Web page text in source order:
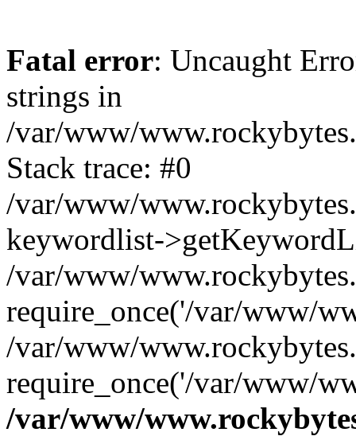
Fatal error: Uncaught
strings in
/var/www/
Stack trace: #0
/var/www/
keywordlist-
/var/www/
require_once('/var/www/
/var/www/
require_once('/var/www/
/var/www/